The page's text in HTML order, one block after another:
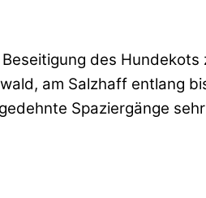
des
am Salzhaff entlang
Spaziergänge